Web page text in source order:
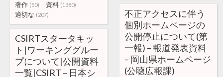
著作 (50) 資料 (1380)
適切な (207)
不正アクセスに伴う
個別ホームページの
公開停止について(第
一報) – 報道発表資料
– 岡山県ホームページ
(公聴広報課)
CSIRTスタータキッ
ト|ワーキンググルー
プについて|公開資料
一覧|CSIRT – 日本シ